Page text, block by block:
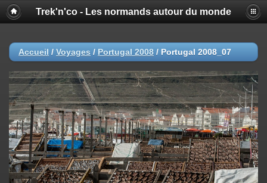
Trek'n'co - Les normands autour du monde
Accueil / Voyages / Portugal 2008 / Portugal 2008_07